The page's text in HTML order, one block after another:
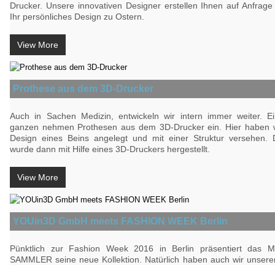
Drucker. Unsere innovativen Designer erstellen Ihnen auf
Ihr persönliches Design zu Ostern.
View More
Prothese aus dem 3D-Drucker
Auch in Sachen Medizin, entwickeln wir intern immer weiter.
ganzen nehmen Prothesen aus dem 3D-Drucker ein. Hier haben
Design eines Beins angelegt und mit einer Struktur versehen.
wurde dann mit Hilfe eines 3D-Druckers hergestellt.
View More
YOUin3D GmbH meets FASHION WEEK Berlin
Pünktlich zur Fashion Week 2016 in Berlin präsentiert das
SAMMLER seine neue Kollektion. Natürlich haben auch wir